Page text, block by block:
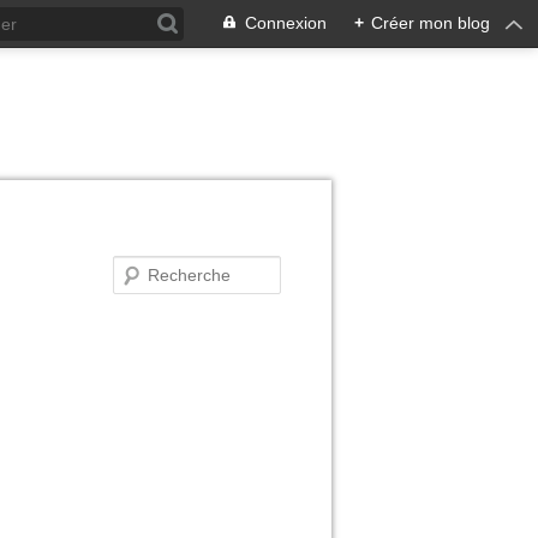
Connexion + Créer mon blog